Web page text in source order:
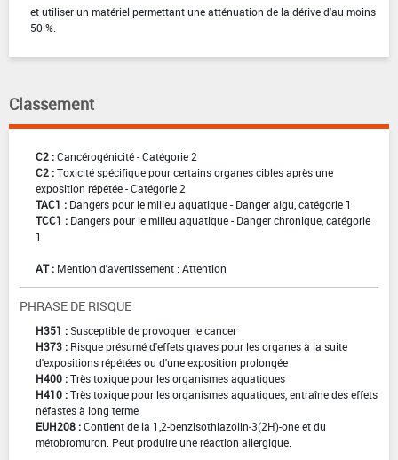
et utiliser un matériel permettant une atténuation de la dérive d'au moins
50 %.
Classement
C2 :Cancérogénicité - Catégorie 2
C2 :Toxicité spécifique pour certains organes cibles après une
exposition répétée - Catégorie 2
TAC1 : Dangers pour le milieu aquatique - Danger aigu, catégorie 1
TCC1 : Dangers pour le milieu aquatique - Danger chronique, catégorie
1
AT : Mention d'avertissement : Attention
PHRASE DE RISQUE
H351 :Susceptible de provoquer le cancer
H373 : Risque présumé d'effets graves pour les organes à la suite
d'expositions répétées ou d'une exposition prolongée
H400 :Très toxique pour les organismes aquatiques
H410 :Très toxique pour les organismes aquatiques, entraîne des effets
néfastes à long terme
EUH208 :Contient de la 1,2-benzisothiazolin-3(2H)-one et du
métobromuron. Peut produire une réaction allergique.